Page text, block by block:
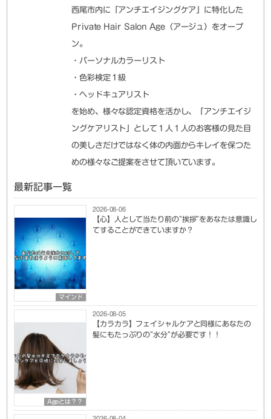
西尾市内に「アンチエイジングケア」に特化した
Private Hair Salon Age（アージュ）をオープ
ン。
・パーソナルカラーリスト
・色彩検定１級
・ヘッドキュアリスト
を始め、様々な認定資格を活かし、「アンチエイジ
ングケアリスト」として１人１人のお客様の見た目
の美しさだけではなく体の内面からキレイを保つた
めの様々なご提案をさせて頂いています。
最新記事一覧
マインド
2026-08-06
【心】人として当たり前の”挨拶”をあなたは意識し
てすることができていますか？
Ageとは？？
2026-08-05
【カラカラ】フェイシャルケアと同様にあなたの
髪にもたっぷりの”水分”が必要です！！